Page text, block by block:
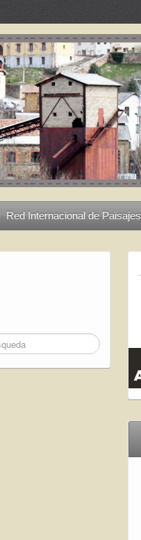
Red Internacional de Paisajes